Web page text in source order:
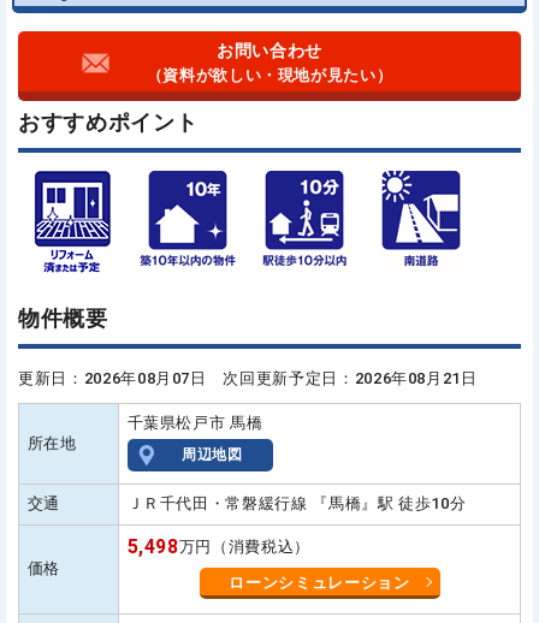
お問い合わせ
（資料が欲しい・現地が見たい）
おすすめポイント
物件概要
更新日：2026年08月07日 次回更新予定日：2026年08月21日
所在地
千葉県松戸市 馬橋
周辺地図
交通 ＪＲ千代田・常磐緩行線 『馬橋』駅 徒歩10分
価格
5,498万円（消費税込）
ローンシミュレーション